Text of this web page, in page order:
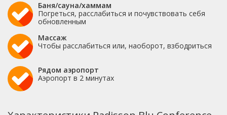
Баня/сауна/хаммам
Погреться, расслабиться и почувствовать себя
обновленным
Массаж
Чтобы расслабиться или, наоборот, взбодриться
Рядом аэропорт
Аэропорт в 2 минутах